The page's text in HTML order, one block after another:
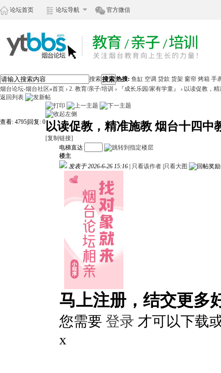
论坛首页 论坛导航 官方微信
搜索搜索热搜: 鱼缸 空调 贷款 货架 窗帘 烤箱 手
烟台论坛-烟台社区»首页 › 2. 教育/亲子/培训 › 『成长乐园/家有学童』 › 以读促教，
返回列表
查看: 4795 回复: 0以读促教，精准施教 烟台十四中
[复制链接]
电梯直达
楼主
发表于 2026-6-26 15:16
只看该作者 只看大图
马上注册，结交更多
您需要 登录 才可以下载
x